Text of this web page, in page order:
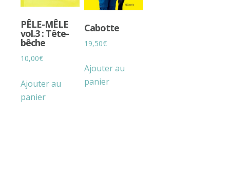
PÊLE-MÊLE
vol.3 : Tête-
bêche
10,00€
Ajouter au
panier
Cabotte
19,50€
Ajouter au
panier